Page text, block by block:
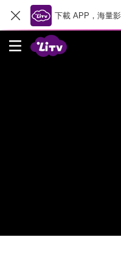
下載 APP，海量